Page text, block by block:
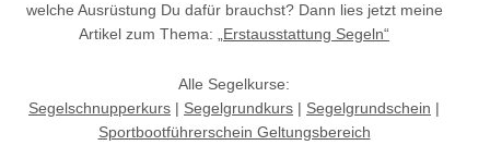
welche Ausrüstung Du dafür brauchst? Dann lies jetzt meine
Artikel zum Thema:
„Erstausstattung Segeln“
Alle Segelkurse:
Segelschnupperkurs | Segelgrundkurs | Segelgrundschein |
Sportbootführerschein Geltungsbereich